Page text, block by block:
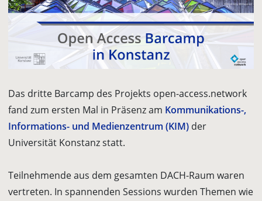
Das dritte Barcamp des Projekts open-access.network
fand zum ersten Mal in Präsenz am Kommunikations-,
Informations- und Medienzentrum (KIM) der
Universität Konstanz statt.
Teilnehmende aus dem gesamten DACH-Raum waren
vertreten. In spannenden Sessions wurden Themen wie